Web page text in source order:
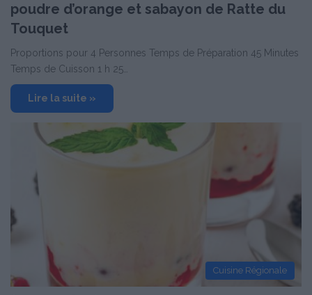
poudre d’orange et sabayon de Ratte du
Touquet
Proportions pour 4 Personnes Temps de Préparation 45 Minutes
Temps de Cuisson 1 h 25…
Lire la suite »
Cuisine Régionale